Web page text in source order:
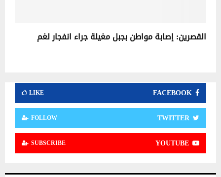
القصرين: إصابة مواطن بجبل مغيلة جراء انفجار لغم
FACEBOOK
LIKE
TWITTER
FOLLOW
YOUTUBE
SUBSCRIBE